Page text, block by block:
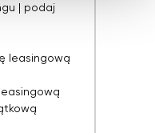
| podaj
leasingową